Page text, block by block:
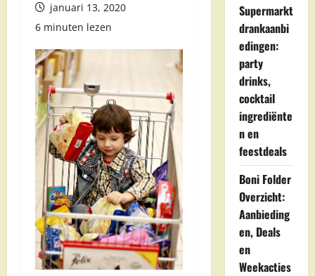
januari 13, 2020
6 minuten lezen
Supermarkt
drankaanbi
edingen:
party
drinks,
cocktail
ingrediënte
n en
feestdeals
Boni Folder
Overzicht:
Aanbieding
en, Deals
en
Weekacties